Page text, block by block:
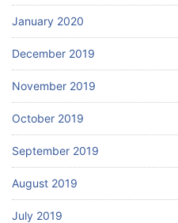
January 2020
December 2019
November 2019
October 2019
September 2019
August 2019
July 2019